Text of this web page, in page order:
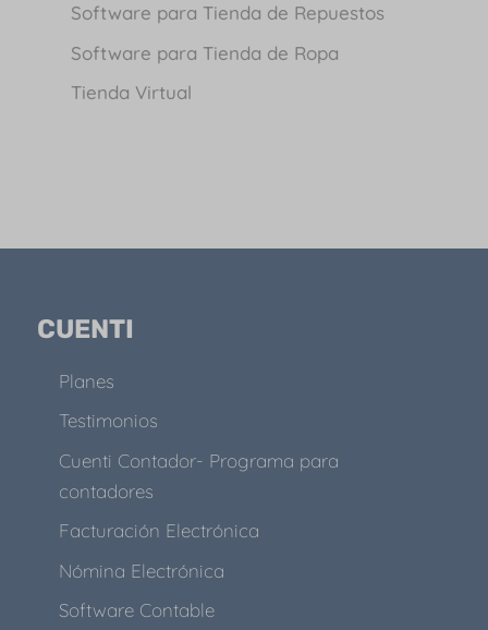
Software para Tienda de Repuestos
Software para Tienda de Ropa
Tienda Virtual
CUENTI
Planes
Testimonios
Cuenti Contador- Programa para
contadores
Facturación Electrónica
Nómina Electrónica
Software Contable